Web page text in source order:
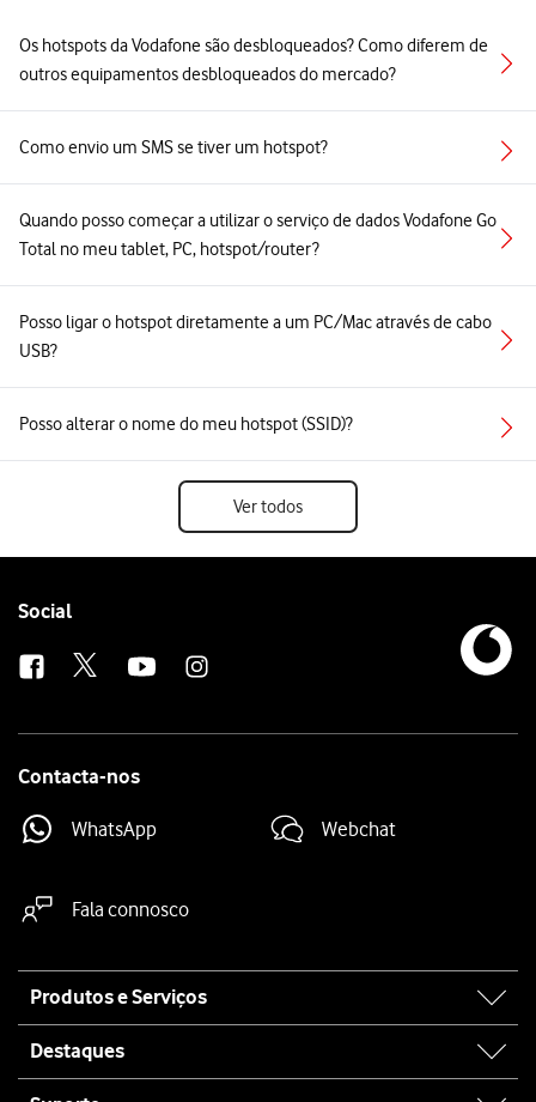
Os hotspots da Vodafone são desbloqueados? Como diferem de
outros equipamentos desbloqueados do mercado?
Como envio um SMS se tiver um hotspot?
Quando posso começar a utilizar o serviço de dados Vodafone Go
Total no meu tablet, PC, hotspot/router?
Posso ligar o hotspot diretamente a um PC/Mac através de cabo
USB?
Posso alterar o nome do meu hotspot (SSID)?
Ver todos
Follow
Social
Contacta-nos
WhatsApp Webchat
Fala connosco
map
Produtos e Serviços
Destaques